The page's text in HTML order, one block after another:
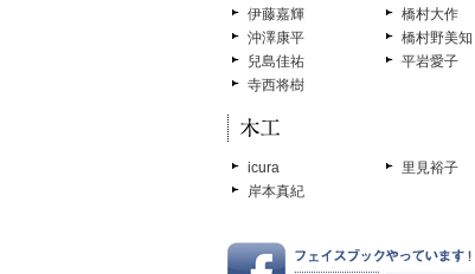
伊藤嘉輝
沖澤康平
兒島佳祐
寺西将樹
橋村大作
橋村野美知
平岩愛子
icura
岸本真紀
里見裕子